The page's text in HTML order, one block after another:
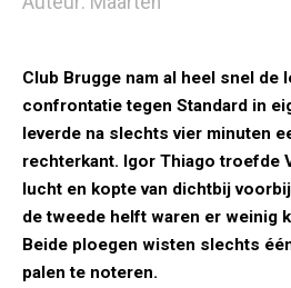
Club Brugge nam al heel snel de
confrontatie tegen Standard in
leverde na slechts vier minuten
rechterkant. Igor Thiago troefde
lucht en kopte van dichtbij
de tweede helft waren er weinig
Beide ploegen wisten slechts
palen te noteren.